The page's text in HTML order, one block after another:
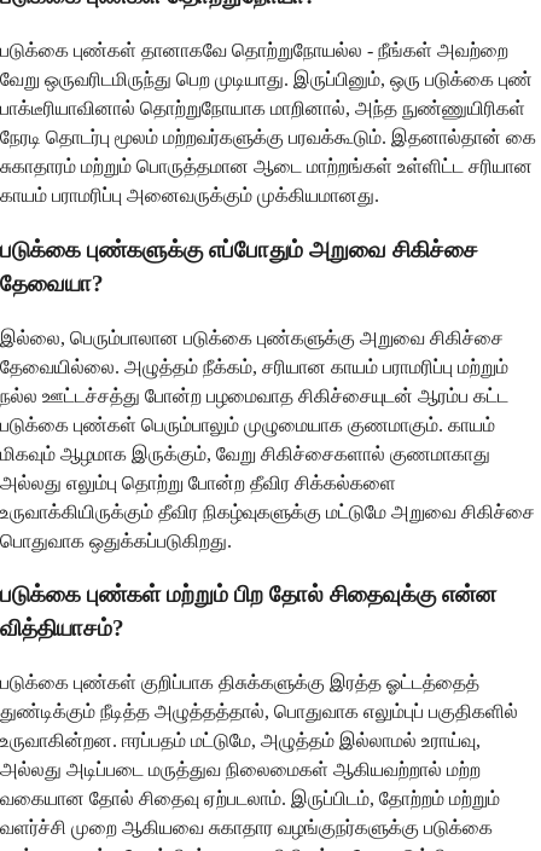
படுக்கை புண்கள் தானாகவே தொற்றுநோயல்ல - நீங்கள் அவற்றை
வேறு ஒருவரிடமிருந்து பெற முடியாது. இருப்பினும், ஒரு படுக்கை புண்
பாக்டீரியாவினால் தொற்றுநோயாக மாறினால், அந்த நுண்ணுயிரிகள்
நேரடி தொடர்பு மூலம் மற்றவர்களுக்கு பரவக்கூடும். இதனால்தான் கை
சுகாதாரம் மற்றும் பொருத்தமான ஆடை மாற்றங்கள் உள்ளிட்ட சரியான
காயம் பராமரிப்பு அனைவருக்கும் முக்கியமானது.
படுக்கை புண்களுக்கு எப்போதும் அறுவை சிகிச்சை
தேவையா?
இல்லை, பெரும்பாலான படுக்கை புண்களுக்கு அறுவை சிகிச்சை
தேவையில்லை. அழுத்தம் நீக்கம், சரியான காயம் பராமரிப்பு மற்றும்
நல்ல ஊட்டச்சத்து போன்ற பழமைவாத சிகிச்சையுடன் ஆரம்ப கட்ட
படுக்கை புண்கள் பெரும்பாலும் முழுமையாக குணமாகும். காயம்
மிகவும் ஆழமாக இருக்கும், வேறு சிகிச்சைகளால் குணமாகாது
அல்லது எலும்பு தொற்று போன்ற தீவிர சிக்கல்களை
உருவாக்கியிருக்கும் தீவிர நிகழ்வுகளுக்கு மட்டுமே அறுவை சிகிச்சை
பொதுவாக ஒதுக்கப்படுகிறது.
படுக்கை புண்கள் மற்றும் பிற தோல் சிதைவுக்கு என்ன
வித்தியாசம்?
படுக்கை புண்கள் குறிப்பாக திசுக்களுக்கு இரத்த ஓட்டத்தைத்
துண்டிக்கும் நீடித்த அழுத்தத்தால், பொதுவாக எலும்புப் பகுதிகளில்
உருவாகின்றன. ஈரப்பதம் மட்டுமே, அழுத்தம் இல்லாமல் உராய்வு,
அல்லது அடிப்படை மருத்துவ நிலைமைகள் ஆகியவற்றால் மற்ற
வகையான தோல் சிதைவு ஏற்படலாம். இருப்பிடம், தோற்றம் மற்றும்
வளர்ச்சி முறை ஆகியவை சுகாதார வழங்குநர்களுக்கு படுக்கை